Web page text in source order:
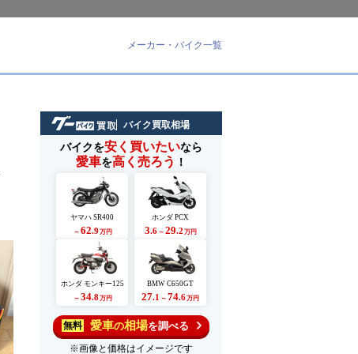
メーカー・バイク一覧
バイク買取相場
バイクを安く買いたいなら
愛車を高く売ろう ！
ヤマハ SR400
～ 62.9 万円
ホンダ PCX
3.6 ～ 29.2 万円
ホンダ モンキー125
～ 34.8万円
BMW C650GT
27.1 ～ 74.6万円
無料 愛車の相場を調べる
※画像と価格はイメージです